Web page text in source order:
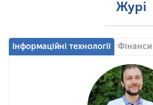
Журі
Інформаційні технології Фінанси